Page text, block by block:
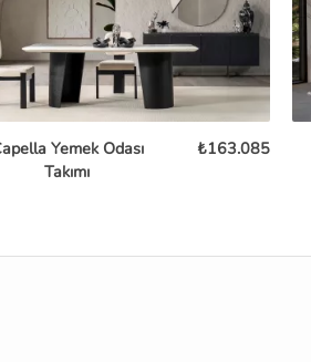
Yemek Odası
Takımı
₺163.085